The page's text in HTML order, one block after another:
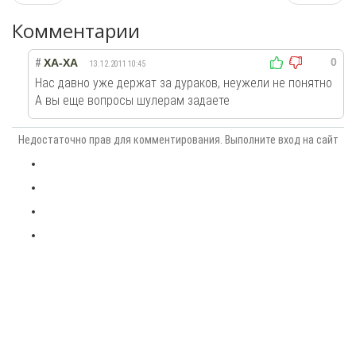
Комментарии
0
# ХА-ХА 13.12.2011 10:45
Нас давно уже держат за дураков, неужели не понятно
А вы еще вопросы шулерам задаете
Недостаточно прав для комментирования. Выполните вход на сайт